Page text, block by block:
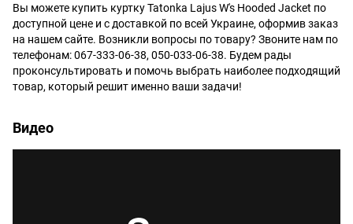
Вы можете купить куртку Tatonka Lajus W's Hooded Jacket по
доступной цене и с доставкой по всей Украине, оформив заказ
на нашем сайте. Возникли вопросы по товару? Звоните нам по
телефонам: 067-333-06-38, 050-033-06-38. Будем рады
проконсультировать и помочь выбрать наиболее подходящий
товар, который решит именно ваши задачи!
Видео